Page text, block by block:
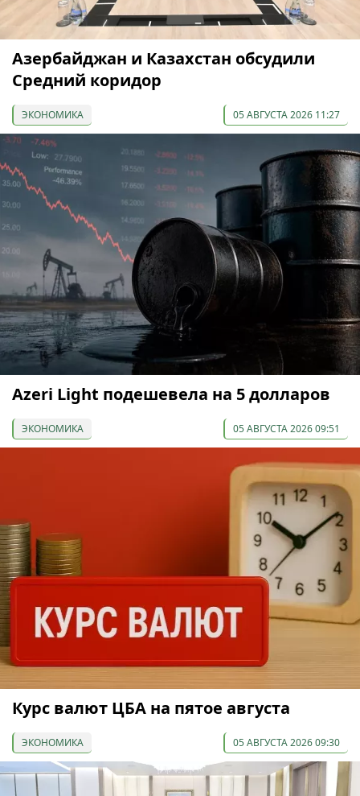
Азербайджан и Казахстан обсудили
Средний коридор
ЭКОНОМИКА 05 АВГУСТА 2026 11:27
Azeri Light подешевела на 5 долларов
ЭКОНОМИКА 05 АВГУСТА 2026 09:51
Курс валют ЦБА на пятое августа
ЭКОНОМИКА 05 АВГУСТА 2026 09:30